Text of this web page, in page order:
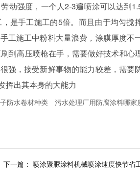
动强度，一个人2-3遍喷涂可以达到
是手工施工的5倍。而且由于均匀搅
工施工中粉料大量浪费，涂膜厚度不
到高压喷枪在手，需要做好技术和心
强，接受新鲜事物的能力较差，需要
挥出其本身的大能力
防水卷材种类
污水处理厂用防腐涂料哪家
下一篇： 喷涂聚脲涂料机械喷涂速度快节省